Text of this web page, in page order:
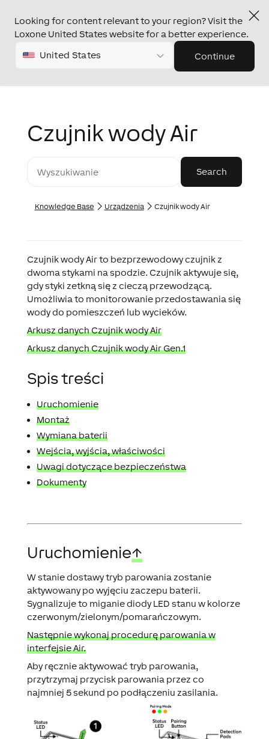
Looking for content relevant to your region? Visit the
Loxone United States website for a better experience.
United States Continue
Czujnik wody Air
Knowledge Base Urządzenia Czujnik wody Air
Czujnik wody Air to bezprzewodowy czujnik z
dwoma stykami na spodzie. Czujnik aktywuje się,
gdy styki zetkną się z cieczą przewodzącą.
Umożliwia to monitorowanie przedostawania się
wody do pomieszczeń lub wycieków.
Arkusz danych Czujnik wody Air
Arkusz danych Czujnik wody Air Gen.1
Spis treści
Uruchomienie
Montaż
Wymiana baterii
Wejścia, wyjścia, właściwości
Uwagi dotyczące bezpieczeństwa
Dokumenty
Uruchomienie↑
W stanie dostawy tryb parowania zostanie
aktywowany po wyjęciu zaczepu baterii.
Sygnalizuje to miganie diody LED stanu w kolorze
czerwonym/zielonym/pomarańczowym.
Następnie wykonaj procedurę parowania w
interfejsie Air.
Aby ręcznie aktywować tryb parowania,
przytrzymaj przycisk parowania przez co
najmniej 5 sekund po podłączeniu zasilania.